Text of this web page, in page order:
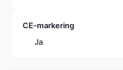
CE-markering
Ja